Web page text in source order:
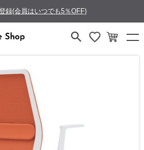
録(会員はいつでも5％OFF)